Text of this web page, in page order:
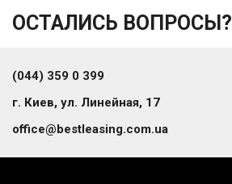
ОСТАЛИСЬ ВОПРОСЫ?
(044) 359 0 399
г. Киев, ул. Линейная, 17
office@bestleasing.com.ua